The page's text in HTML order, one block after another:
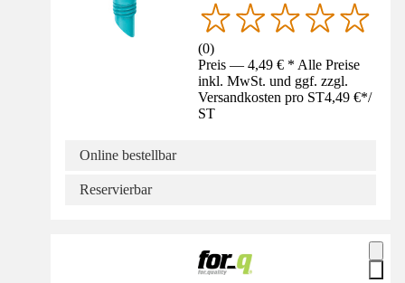
(0)
Preis — 4,49 € * Alle Preise
inkl. MwSt. und ggf. zzgl.
Versandkosten pro ST4,49 €*/
ST
Online bestellbar
Reservierbar